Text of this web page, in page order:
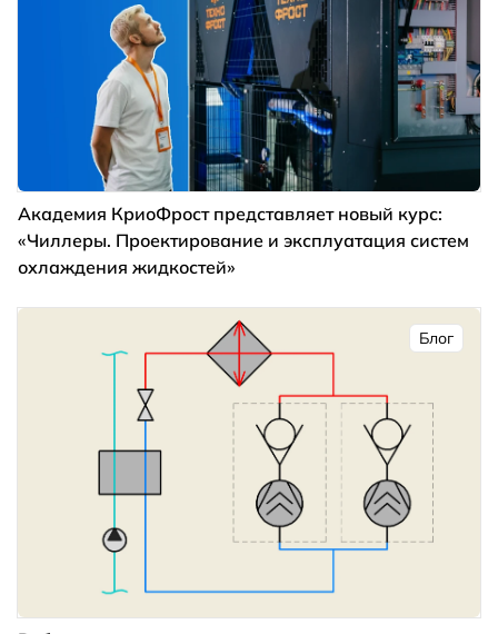
Академия КриоФрост представляет новый курс:
«Чиллеры. Проектирование и эксплуатация систем
охлаждения жидкостей»
Блог